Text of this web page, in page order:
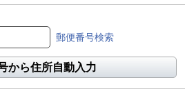
郵便番号検索
から住所自動入力